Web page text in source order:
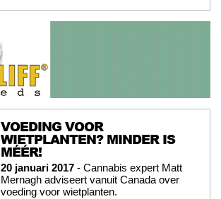
VOEDING VOOR
WIETPLANTEN? MINDER IS
MÉÉR!
20 januari 2017 - Cannabis expert Matt
Mernagh adviseert vanuit Canada over
voeding voor wietplanten.